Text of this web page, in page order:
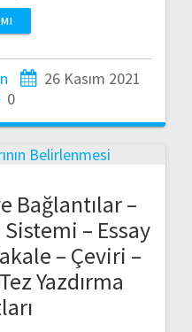
26 Kasım 2021
0
Bağlantılar –
– Essay
– Çeviri –
Yazdırma